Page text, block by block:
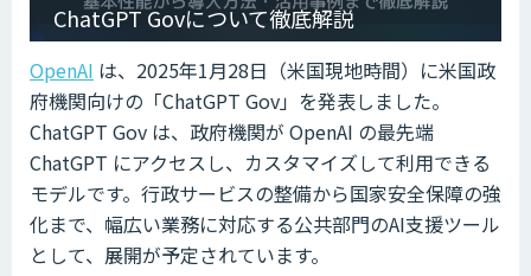
ChatGPT Govについて徹底解説
OpenAI は、2025年1月28日（米国現地時間）に米国政
府機関向けの「ChatGPT Gov」を発表しました。
ChatGPT Gov は、政府機関が OpenAI の最先端
ChatGPT にアクセスし、カスタマイズして利用できる
モデルです。行政サービスの整備から国家安全保障の強
化まで、幅広い業務に対応する公共部門のAI支援ツール
として、展開が予定されています。